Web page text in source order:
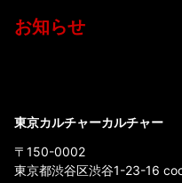
お知らせ
東京カルチャーカルチャー
〒150-0002
東京都渋谷区渋谷1-23-16